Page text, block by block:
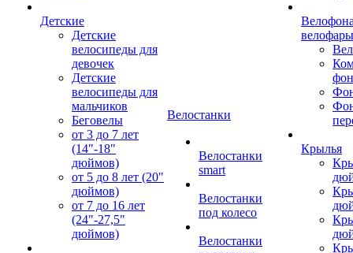
Детские
Детские
велосипеды для
девочек
Детские
велосипеды для
мальчиков
Беговелы
от 3 до 7 лет
(14"-18"
дюймов)
от 5 до 8 лет (20"
дюймов)
от 7 до 16 лет
(24"-27,5"
дюймов)
Велостанки
Велостанки
smart
Велостанки
под колесо
Велостанки
велофары
Крылья